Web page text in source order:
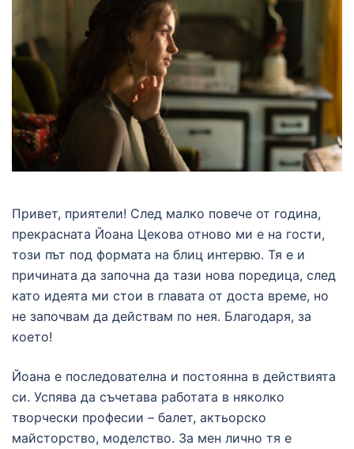
Привет, приятели! След малко повече от година,
прекрасната Йоана Цекова отново ми е на гости,
този път под формата на блиц интервю. Тя е и
причината да започна да тази нова поредица, след
като идеята ми стои в главата от доста време, но
не започвам да действам по нея. Благодаря, за
което!
Йоана е последователна и постоянна в действията
си. Успява да съчетава работата в няколко
творчески професии – балет, актьорско
майсторство, моделство. За мен лично тя е